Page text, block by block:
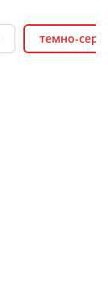
темно-